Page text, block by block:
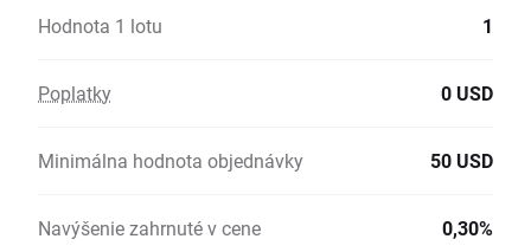
Hodnota 1 lotu 1
Poplatky 0 USD
Minimálna hodnota objednávky 50 USD
Navýšenie zahrnuté v cene 0,30%